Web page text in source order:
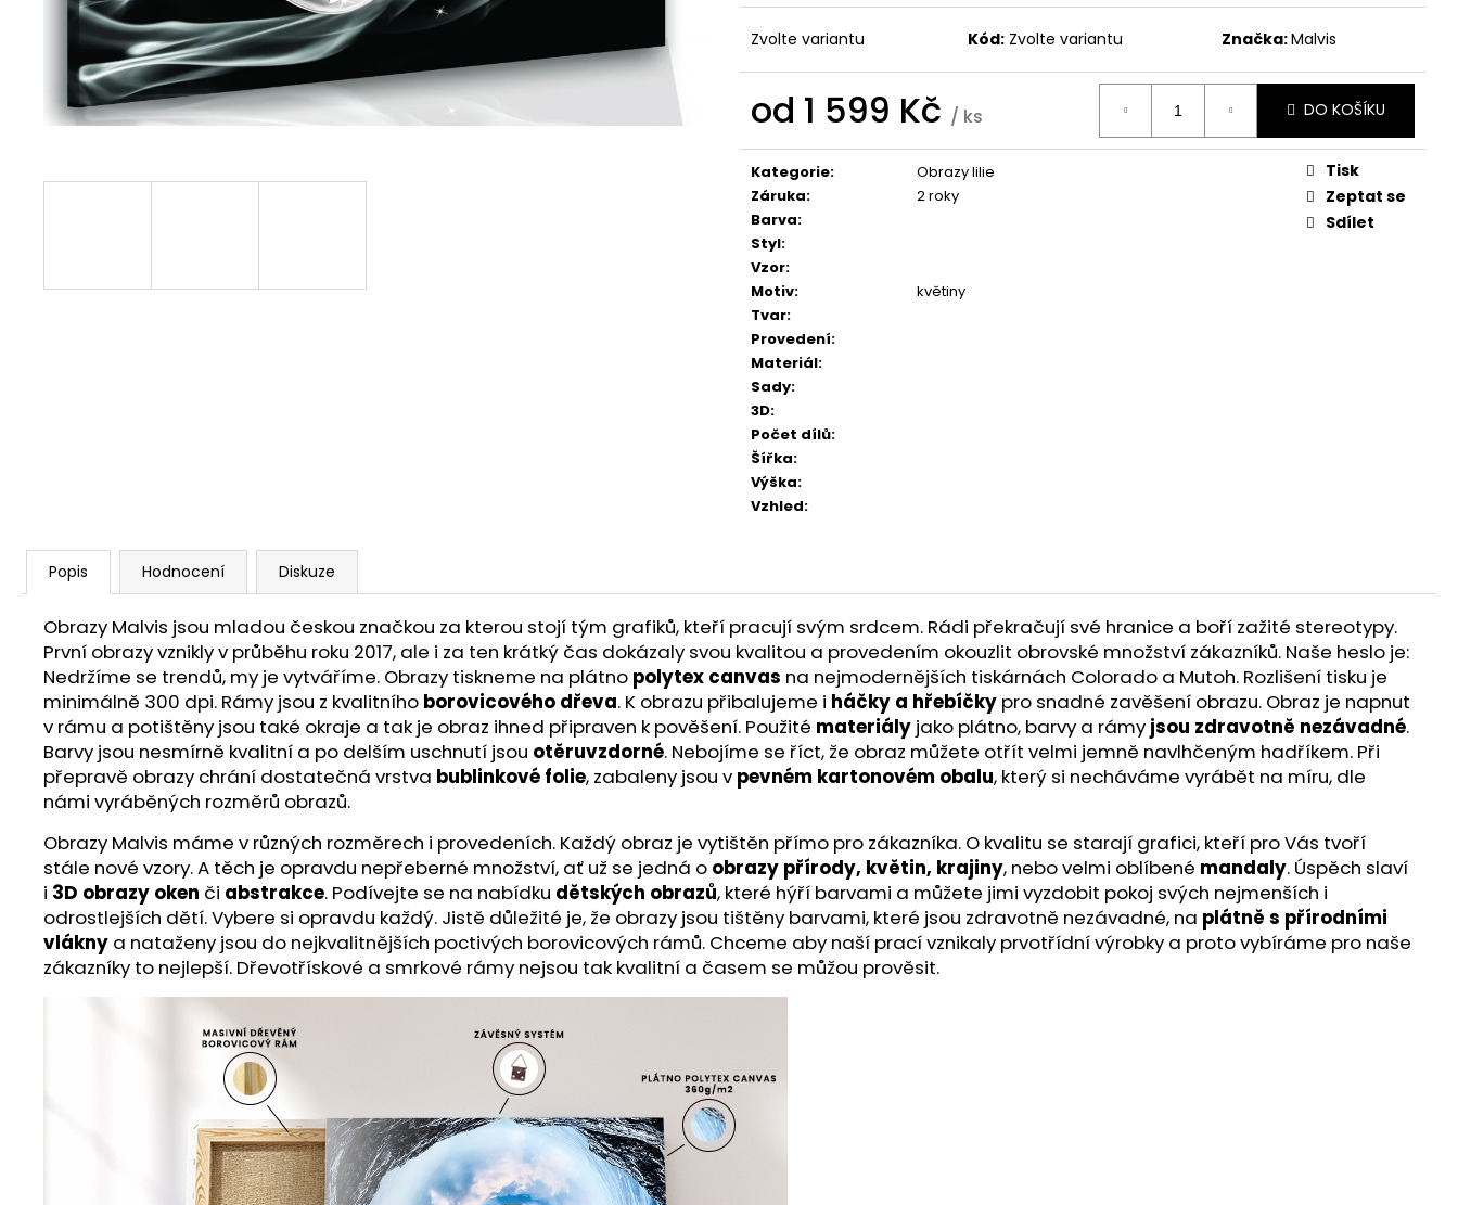
Zvolte variantu Kód: Zvolte variantu Značka:Malvis
od 1 599 Kč / ks
cena:
DO KOŠÍKU
Kategorie:
Obrazy lilie
Záruka:
2 roky
Barva:
Styl:
Vzor:
Motiv:
květiny
Tvar:
Provedení:
Materiál:
Sady:
3D:
Počet dílů:
Šířka:
Výška:
Vzhled:
Tisk
Zeptat se
Sdílet
Popis Hodnocení Diskuze
Obrazy Malvis jsou mladou českou značkou za kterou stojí tým grafiků, kteří pracují svým srdcem. Rádi překračují své hranice a boří zažité stereotypy.
První obrazy vznikly v průběhu roku 2017, ale i za ten krátký čas dokázaly svou kvalitou a provedením okouzlit obrovské množství zákazníků. Naše heslo je:
Nedržíme se trendů, my je vytváříme. Obrazy tiskneme na plátno polytex canvas na nejmodernějších tiskárnách Colorado a Mutoh. Rozlišení tisku je
minimálně 300 dpi. Rámy jsou z kvalitního borovicového dřeva. K obrazu přibalujeme i háčky a hřebíčky pro snadné zavěšení obrazu. Obraz je napnut
v rámu a potištěny jsou také okraje a tak je obraz ihned připraven k pověšení. Použité materiály jako plátno, barvy a rámy jsou zdravotně nezávadné.
Barvy jsou nesmírně kvalitní a po delším uschnutí jsou otěruvzdorné. Nebojíme se říct, že obraz můžete otřít velmi jemně navlhčeným hadříkem. Při
přepravě obrazy chrání dostatečná vrstva bublinkové folie, zabaleny jsou v pevném kartonovém obalu, který si necháváme vyrábět na míru, dle
námi vyráběných rozměrů obrazů.
Obrazy Malvis máme v různých rozměrech i provedeních. Každý obraz je vytištěn přímo pro zákazníka. O kvalitu se starají grafici, kteří pro Vás tvoří
stále nové vzory. A těch je opravdu nepřeberné množství, ať už se jedná o obrazy přírody, květin, krajiny, nebo velmi oblíbené mandaly. Úspěch slaví
i 3D obrazy oken či abstrakce. Podívejte se na nabídku dětských obrazů, které hýří barvami a můžete jimi vyzdobit pokoj svých nejmenších i
odrostlejších dětí. Vybere si opravdu každý. Jistě důležité je, že obrazy jsou tištěny barvami, které jsou zdravotně nezávadné, na plátně s přírodními
vlákny a nataženy jsou do nejkvalitnějších poctivých borovicových rámů. Chceme aby naší prací vznikaly prvotřídní výrobky a proto vybíráme pro naše
zákazníky to nejlepší. Dřevotřískové a smrkové rámy nejsou tak kvalitní a časem se můžou prověsit.
1 599 Kč
1 599 Kč
1 599 Kč